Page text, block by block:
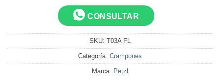
CONSULTAR
SKU: T03A FL
Categoría: Crampones
Marca: Petzl